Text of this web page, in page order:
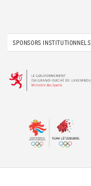
SPONSORS INSTITUTIONNELS